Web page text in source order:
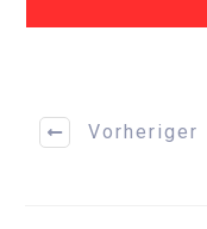
Vorheriger